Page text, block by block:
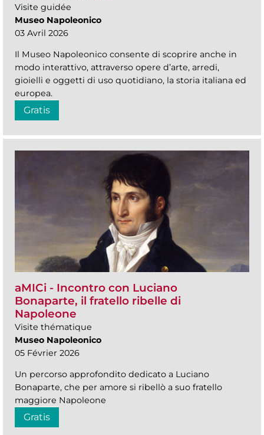
Visite guidée
Museo Napoleonico
03 Avril 2026
Il Museo Napoleonico consente di scoprire anche in
modo interattivo, attraverso opere d’arte, arredi,
gioielli e oggetti di uso quotidiano, la storia italiana ed
europea.
Gratis
aMICi - Incontro con Luciano
Bonaparte, il fratello ribelle di
Napoleone
Visite thématique
Museo Napoleonico
05 Février 2026
Un percorso approfondito dedicato a Luciano
Bonaparte, che per amore si ribellò a suo fratello
maggiore Napoleone
Gratis